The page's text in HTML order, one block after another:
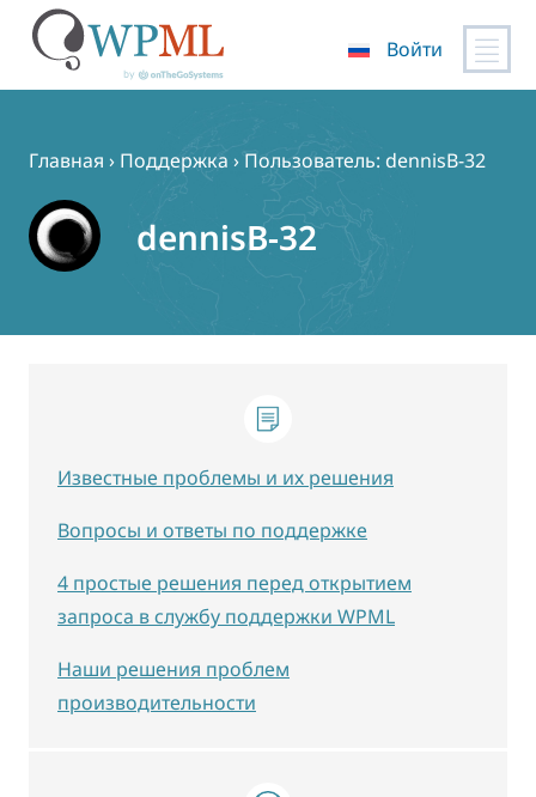
содержимому
Войти
Главная › Поддержка › Пользователь: dennisB-32
dennisB-32
Известные проблемы и их решения
Вопросы и ответы по поддержке
4 простые решения перед открытием
запроса в службу поддержки WPML
Наши решения проблем
производительности